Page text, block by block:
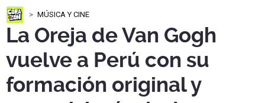
MÚSICA Y CINE
La Oreja de Van Gogh
vuelve a Perú con su
formación original y